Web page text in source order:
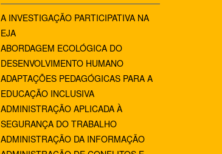
A INVESTIGAÇÃO PARTICIPATIVA NA
EJA
ABORDAGEM ECOLÓGICA DO
DESENVOLVIMENTO HUMANO
ADAPTAÇÕES PEDAGÓGICAS PARA A
EDUCAÇÃO INCLUSIVA
ADMINISTRAÇÃO APLICADA À
SEGURANÇA DO TRABALHO
ADMINISTRAÇÃO DA INFORMAÇÃO